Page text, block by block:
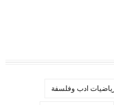
ادب وفلسفة